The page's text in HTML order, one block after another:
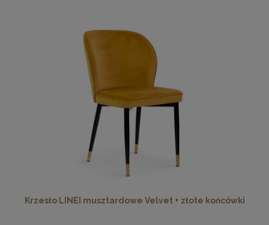
Krzesło LINEI musztardowe Velvet + złote końcówki